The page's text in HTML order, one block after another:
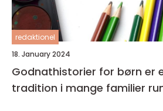
redaktionel
18. January 2024
Godnathistorier for børn er
tradition i mange familier